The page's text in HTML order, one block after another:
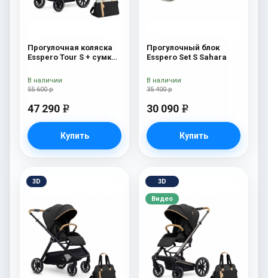
Прогулочная коляска
Esspero Tour S + сумка
55 600 р
47 290 e
Купить
В наличии
Прогулочный блок
Esspero Set S Sahara
35 400 р
30 090 e
Купить
В наличии
3D 3D
Видео